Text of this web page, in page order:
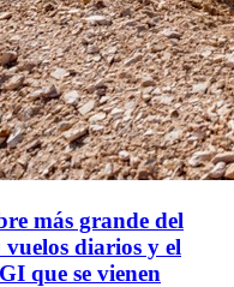
más grande del
diarios y el
que se vienen